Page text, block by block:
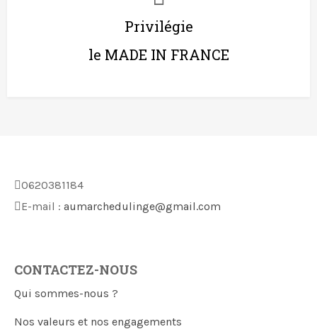
Privilégie
le MADE IN FRANCE
0620381184
E-mail : aumarchedulinge@gmail.com
CONTACTEZ-NOUS
Qui sommes-nous ?
Nos valeurs et nos engagements